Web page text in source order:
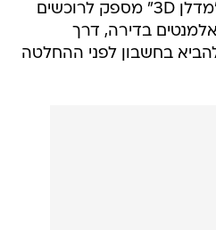
השירות החדש שנקרא "מדלן 3D" מספק לרוכשים
בדירה, דרך
בחשבון לפני ההחלטה